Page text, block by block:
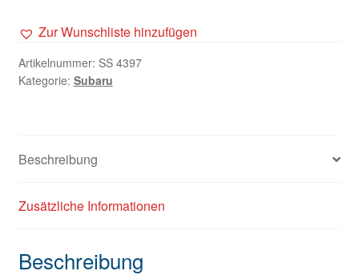
Zur Wunschliste hinzufügen
Artikelnummer: SS 4397
Kategorie: Subaru
Beschreibung
Zusätzliche Informationen
Beschreibung